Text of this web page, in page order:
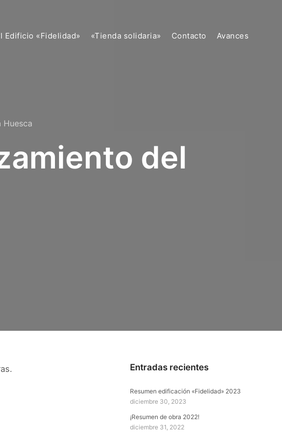
Edificio «Fidelidad» «Tienda solidaria» Contacto Avances
Huesca
del
Entradas recientes
Resumen edificación «Fidelidad» 2023
diciembre 30, 2023
¡Resumen de obra 2022!
diciembre 31, 2022